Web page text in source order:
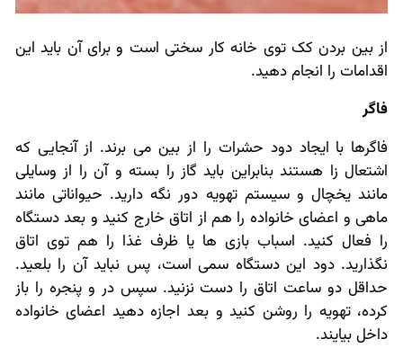
از بین بردن کک توی خانه کار سختی است و برای آن باید این
اقدامات را انجام دهید.
فاگر
فاگرها با ایجاد دود حشرات را از بین می برند. از آنجایی که
اشتعال زا هستند بنابراین باید گاز را بسته و آن را از وسایلی
مانند یخچال و سیستم تهویه دور نگه دارید. حیواناتی مانند
ماهی و اعضای خانواده را هم از اتاق خارج کنید و بعد دستگاه
را فعال کنید. اسباب بازی ها یا ظرف غذا را هم توی اتاق
نگذارید. دود این دستگاه سمی است، پس نباید آن را بلعید.
حداقل دو ساعت اتاق را دست نزنید. سپس در و پنجره را باز
کرده، تهویه را روشن کنید و بعد اجازه دهید اعضای خانواده
داخل بیایند.